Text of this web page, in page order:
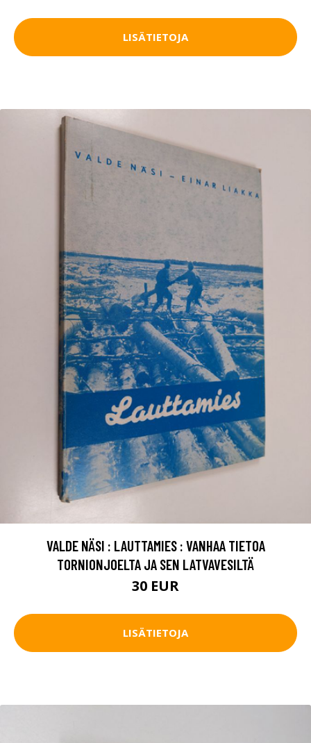
LISÄTIETOJA
VALDE NÄSI : LAUTTAMIES : VANHAA TIETOA
TORNIONJOELTA JA SEN LATVAVESILTÄ
30 EUR
LISÄTIETOJA